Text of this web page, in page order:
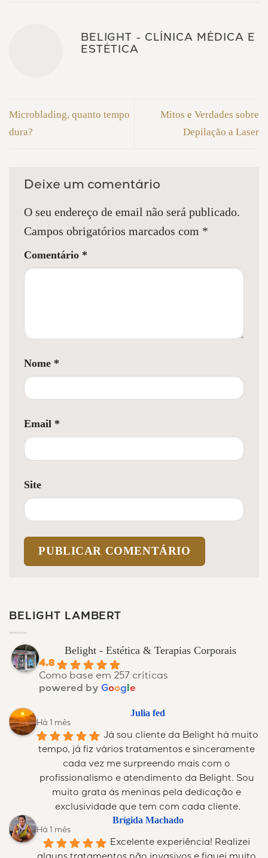
BELIGHT - CLÍNICA MÉDICA E
ESTÉTICA
Microblading, quanto tempo
dura?
Mitos e Verdades sobre
Depilação a Laser
Deixe um comentário
O seu endereço de email não será publicado.
Campos obrigatórios marcados com *
Comentário *
Nome *
Email *
Site
BELIGHT LAMBERT
Belight - Estética & Terapias Corporais
4.8
Como base em 257 críticas
powered by Google
Julia fed
Há 1 mês
Já sou cliente da Belight há muito
tempo, já fiz vários tratamentos e sinceramente
cada vez me surpreendo mais com o
profissionalismo e atendimento da Belight. Sou
muito grata ás meninas pela dedicação e
exclusividade que tem com cada cliente.
Brígida Machado
Há 1 mês
Excelente experiência! Realizei